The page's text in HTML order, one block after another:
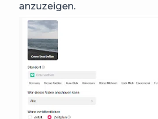
anzuzeigen.